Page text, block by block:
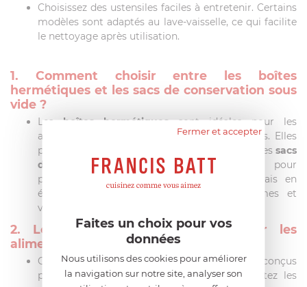
Choisissez des ustensiles faciles à entretenir. Certains
modèles sont adaptés au lave-vaisselle, ce qui facilite
le nettoyage après utilisation.
1. Comment choisir entre les boîtes
hermétiques et les sacs de conservation sous
vide ?
Lesboîtes hermétiquessont idéales pour les
aliments secs, les restes et les repas préparés. Elles
préservent la fraîcheur en évitant l'oxydation. Les sacs
de conservation sous videsont parfaits pour
prolonger la durée de vie des produits frais en
éliminant l'air, idéal pour les fruits, légumes et
viandes.
2. Les ustensiles sont-ils sûrs pour les
aliments au micro-ondes ?
Certains de nos produits sont spécialement conçus
pour une utilisation au micro-ondes. Consultez les
Fermer et accepter
Faites un choix pour vos
données
Nous utilisons des cookies pour améliorer
la navigation sur notre site, analyser son